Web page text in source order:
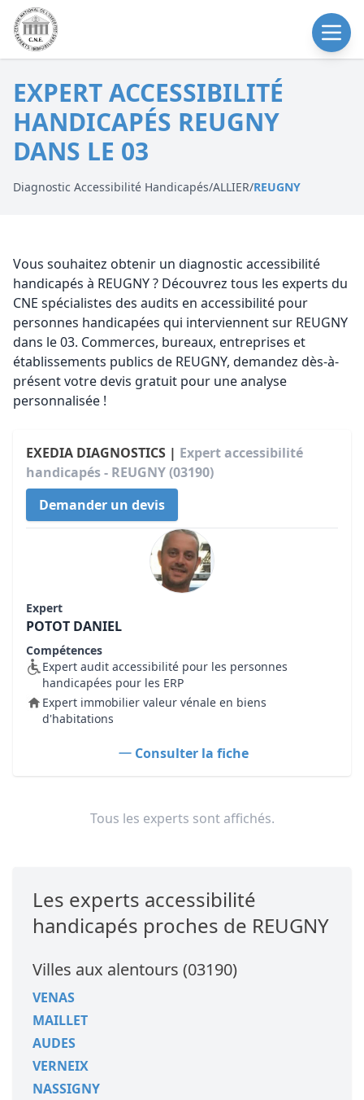
EXPERT ACCESSIBILITÉ
HANDICAPÉS REUGNY
DANS LE 03
Diagnostic Accessibilité Handicapés/ALLIER/REUGNY
Vous souhaitez obtenir un diagnostic accessibilité
handicapés à REUGNY ? Découvrez tous les experts du
CNE spécialistes des audits en accessibilité pour
personnes handicapées qui interviennent sur REUGNY
dans le 03. Commerces, bureaux, entreprises et
établissements publics de REUGNY, demandez dès-à-
présent votre devis gratuit pour une analyse
personnalisée !
EXEDIA DIAGNOSTICS | Expert accessibilité
handicapés - REUGNY (03190)
Demander un devis
Expert
POTOT DANIEL
Compétences
Expert audit accessibilité pour les personnes
handicapées pour les ERP
Expert immobilier valeur vénale en biens
d'habitations
Consulter la fiche
Tous les experts sont affichés.
Les experts accessibilité
handicapés proches de REUGNY
Villes aux alentours (03190)
VENAS
MAILLET
AUDES
VERNEIX
NASSIGNY